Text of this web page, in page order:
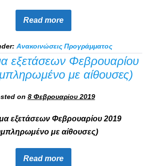
Read more
Ανακοινώσεις Προγράμματος
εξετάσεων Φεβρουαρίου
με αίθουσες)
on 8 Φεβρουαρίου 2019
εξετάσεων Φεβρουαρίου 2019
με αίθουσες)
Read more